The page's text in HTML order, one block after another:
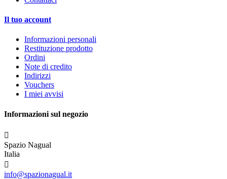
Il tuo account
Informazioni personali
Restituzione prodotto
Ordini
Note di credito
Indirizzi
Vouchers
I miei avvisi
Informazioni sul negozio

Spazio Nagual
Italia

info@spazionagual.it